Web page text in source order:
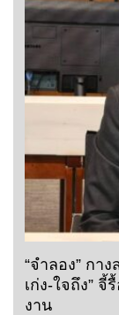
“จำลอง” กา
เก่ง-ใจถึง”
งาน